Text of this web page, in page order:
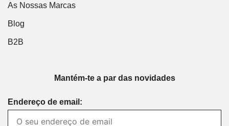
As Nossas Marcas
Blog
B2B
Mantém-te a par das novidades
Endereço de email: